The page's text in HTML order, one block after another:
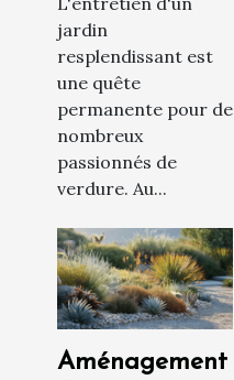
pour un jardin
toujours vert
jardin
resplendissant est
une quête
permanente pour de
nombreux
passionnés de
verdure. Au...
Aménagement